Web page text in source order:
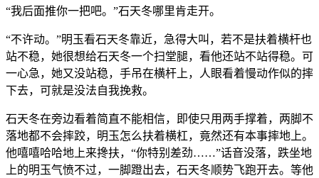
“我后面推你一把吧。”石天冬哪里肯走开。
“不许动。”明玉看石天冬靠近，急得大叫，若不是扶着横杆也
站不稳，她很想给石天冬一个扫堂腿，看他还站不站得稳。可
一心急，她又没站稳，手吊在横杆上，人眼看着慢动作似的摔
下去，可就是没法自我挽救。
石天冬在旁边看着简直不能相信，即使只用两手撑着，两脚不
落地都不会摔跤，明玉怎么扶着横杠，竟然还有本事摔地上。
他嘻嘻哈哈地上来搀扶，“你特别差劲……”话音没落，跌坐地
上的明玉气愤不过，一脚蹬出去，石天冬顺势飞跑开去。等他